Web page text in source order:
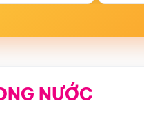
NƯỚC
Điểm nổi bật